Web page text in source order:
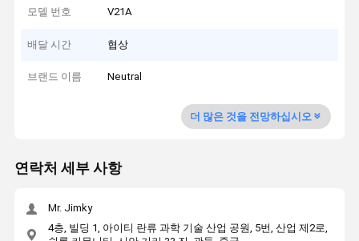
모델 번호 V21A
배달 시간 협상
브랜드 이름 Neutral
더 많은 것을 전망하십시오
연락처 세부 사항
Mr. Jimky
4층, 빌딩 1, 아이티 란류 과학 기술 산업 공원, 5번, 산업 제2로,